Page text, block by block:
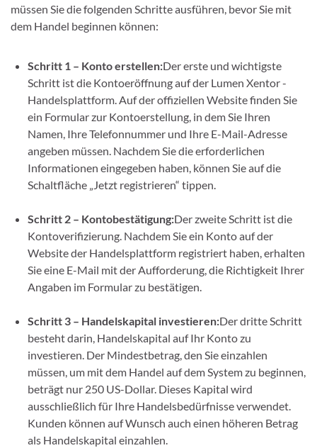
müssen Sie die folgenden Schritte ausführen, bevor Sie mit
dem Handel beginnen können:
Schritt 1 – Konto erstellen:Der erste und wichtigste
Schritt ist die Kontoeröffnung auf der Lumen Xentor -
Handelsplattform. Auf der offiziellen Website finden Sie
ein Formular zur Kontoerstellung, in dem Sie Ihren
Namen, Ihre Telefonnummer und Ihre E-Mail-Adresse
angeben müssen. Nachdem Sie die erforderlichen
Informationen eingegeben haben, können Sie auf die
Schaltfläche „Jetzt registrieren“ tippen.
Schritt 2 – Kontobestätigung:Der zweite Schritt ist die
Kontoverifizierung. Nachdem Sie ein Konto auf der
Website der Handelsplattform registriert haben, erhalten
Sie eine E-Mail mit der Aufforderung, die Richtigkeit Ihrer
Angaben im Formular zu bestätigen.
Schritt 3 – Handelskapital investieren:Der dritte Schritt
besteht darin, Handelskapital auf Ihr Konto zu
investieren. Der Mindestbetrag, den Sie einzahlen
müssen, um mit dem Handel auf dem System zu beginnen,
beträgt nur 250 US-Dollar. Dieses Kapital wird
ausschließlich für Ihre Handelsbedürfnisse verwendet.
Kunden können auf Wunsch auch einen höheren Betrag
als Handelskapital einzahlen.